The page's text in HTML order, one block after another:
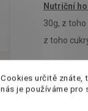
Cookies určitě znáte,
nás je používáme pro
Nutriční
30g, z
z toho
Země